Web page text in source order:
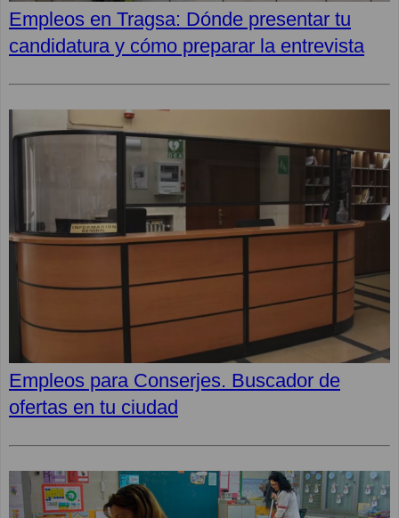
Empleos en Tragsa: Dónde presentar tu
candidatura y cómo preparar la entrevista
Empleos para Conserjes. Buscador de
ofertas en tu ciudad